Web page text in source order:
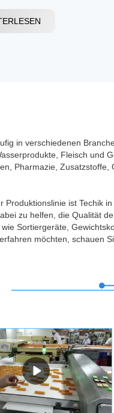
Eine
der Anfrage
Zubehör an, wenn sie
in verschiedenen
Fleisch und
Pharmazie, Zusatzstoffe,
Produktionslinie ist Techik
zu helfen, die Qualität
Sortiergeräte,
möchten, schauen